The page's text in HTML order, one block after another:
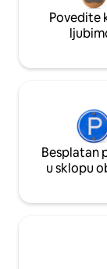
Povedite
Besplatan
u sklopu